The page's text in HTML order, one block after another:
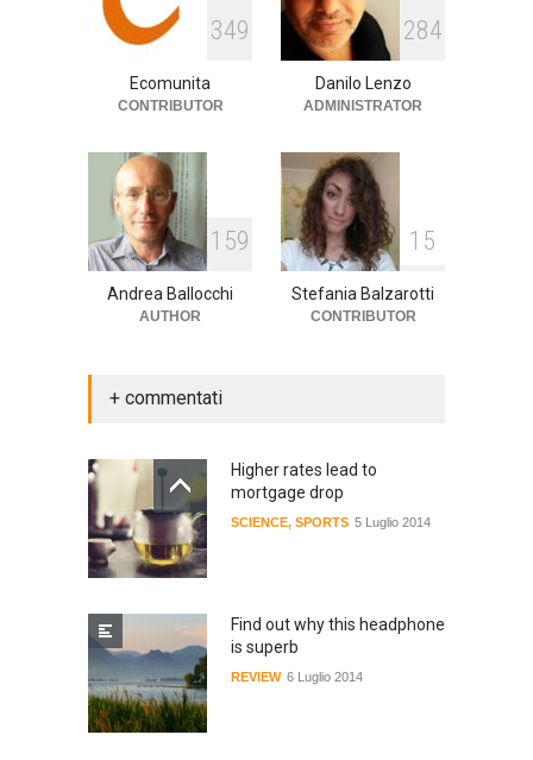
E tu hai paura del buio?
cultura società 1 Aprile 2024
349
Ecomunita
CONTRIBUTOR
284
Danilo Lenzo
ADMINISTRATOR
1 59
Andrea Ballocchi
AUTHOR
1 5
Stefania Balzarotti
CONTRIBUTOR
+ commentati
Higher rates lead to
mortgage drop
SCIENCE, SPORTS 5 Luglio 2014
Find out why this headphone
is superb
REVIEW 6 Luglio 2014